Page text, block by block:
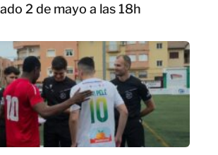
2 de mayo a las 18h